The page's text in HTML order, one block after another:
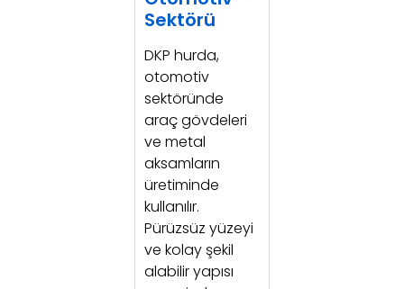
Sektörü
DKP hurda,
otomotiv
sektöründe
araç gövdeleri
ve metal
aksamların
üretiminde
kullanılır.
Pürüzsüz yüzeyi
ve kolay şekil
alabilir yapısı